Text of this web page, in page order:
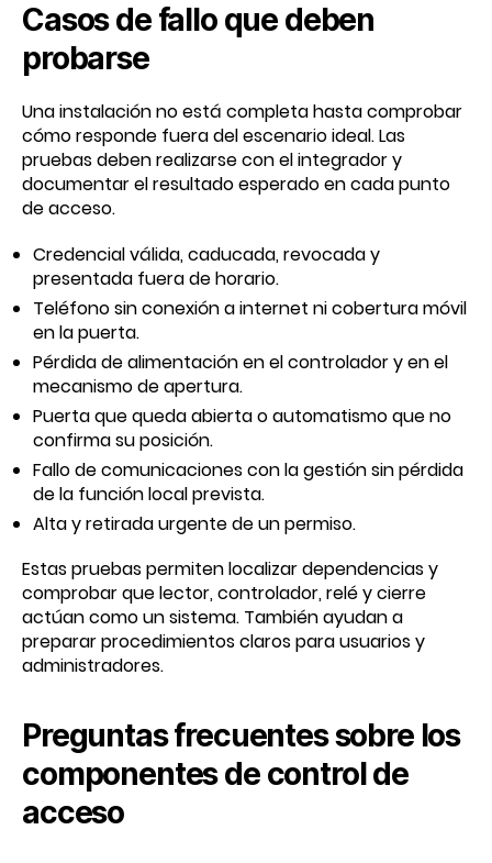
Casos de fallo que deben
probarse
Una instalación no está completa hasta comprobar
cómo responde fuera del escenario ideal. Las
pruebas deben realizarse con el integrador y
documentar el resultado esperado en cada punto
de acceso.
Credencial válida, caducada, revocada y
presentada fuera de horario.
Teléfono sin conexión a internet ni cobertura móvil
en la puerta.
Pérdida de alimentación en el controlador y en el
mecanismo de apertura.
Puerta que queda abierta o automatismo que no
confirma su posición.
Fallo de comunicaciones con la gestión sin pérdida
de la función local prevista.
Alta y retirada urgente de un permiso.
Estas pruebas permiten localizar dependencias y
comprobar que lector, controlador, relé y cierre
actúan como un sistema. También ayudan a
preparar procedimientos claros para usuarios y
administradores.
Preguntas frecuentes sobre los
componentes de control de
acceso